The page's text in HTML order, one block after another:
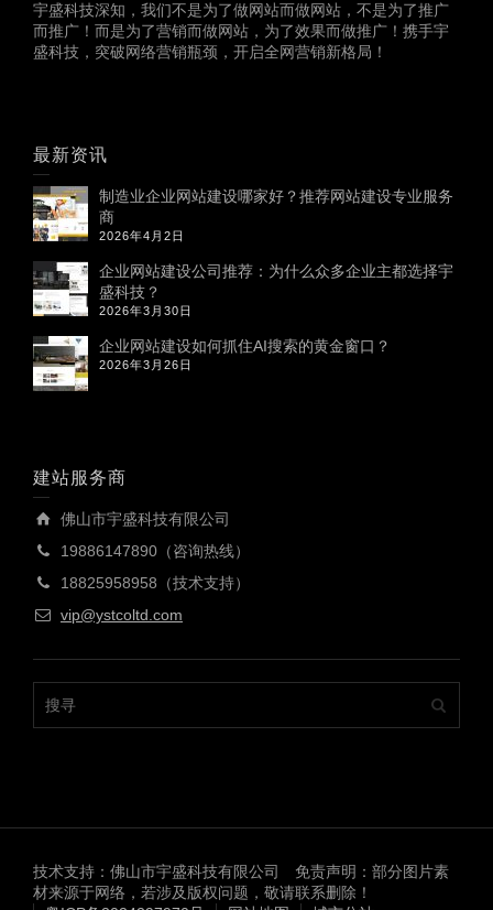
宇盛科技深知，我们不是为了做网站而做网站，不是为了推广
而推广！而是为了营销而做网站，为了效果而做推广！携手宇
盛科技，突破网络营销瓶颈，开启全网营销新格局！
最新资讯
制造业企业网站建设哪家好？推荐网站建设专业服务
商
2026年4月2日
企业网站建设公司推荐：为什么众多企业主都选择宇
盛科技？
2026年3月30日
企业网站建设如何抓住AI搜索的黄金窗口？
2026年3月26日
建站服务商
佛山市宇盛科技有限公司
19886147890（咨询热线）
18825958958（技术支持）
vip@ystcoltd.com
技术支持：佛山市宇盛科技有限公司 免责声明：部分图片素
材来源于网络，若涉及版权问题，敬请联系删除！